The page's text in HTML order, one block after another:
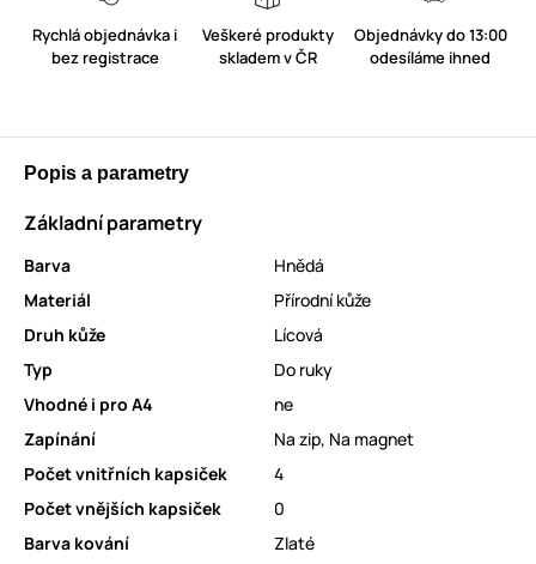
Rychlá objednávka i
bez registrace
Veškeré produkty
skladem v ČR
Objednávky do 13:00
odesíláme ihned
Popis a parametry
Základní parametry
Barva
Hnědá
Materiál
Přírodní kůže
Druh kůže
Lícová
Typ
Do ruky
Vhodné i pro A4
ne
Zapínání
Na zip, Na magnet
Počet vnitřních kapsiček
4
Počet vnějších kapsiček
0
Barva kování
Zlaté